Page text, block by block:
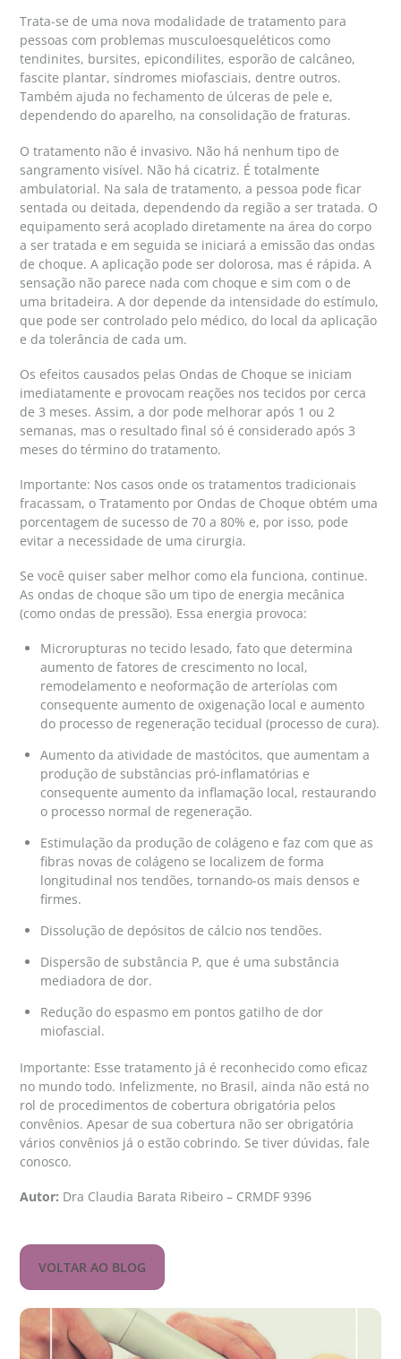
Trata-se de uma nova modalidade de tratamento para
pessoas com problemas musculoesqueléticos como
tendinites, bursites, epicondilites, esporão de calcâneo,
fascite plantar, síndromes miofasciais, dentre outros.
Também ajuda no fechamento de úlceras de pele e,
dependendo do aparelho, na consolidação de fraturas.
O tratamento não é invasivo. Não há nenhum tipo de
sangramento visível. Não há cicatriz. É totalmente
ambulatorial. Na sala de tratamento, a pessoa pode ficar
sentada ou deitada, dependendo da região a ser tratada. O
equipamento será acoplado diretamente na área do corpo
a ser tratada e em seguida se iniciará a emissão das ondas
de choque. A aplicação pode ser dolorosa, mas é rápida. A
sensação não parece nada com choque e sim com o de
uma britadeira. A dor depende da intensidade do estímulo,
que pode ser controlado pelo médico, do local da aplicação
e da tolerância de cada um.
Os efeitos causados pelas Ondas de Choque se iniciam
imediatamente e provocam reações nos tecidos por cerca
de 3 meses. Assim, a dor pode melhorar após 1 ou 2
semanas, mas o resultado final só é considerado após 3
meses do término do tratamento.
Importante: Nos casos onde os tratamentos tradicionais
fracassam, o Tratamento por Ondas de Choque obtém uma
porcentagem de sucesso de 70 a 80% e, por isso, pode
evitar a necessidade de uma cirurgia.
Se você quiser saber melhor como ela funciona, continue.
As ondas de choque são um tipo de energia mecânica
(como ondas de pressão). Essa energia provoca:
Microrupturas no tecido lesado, fato que determina
aumento de fatores de crescimento no local,
remodelamento e neoformação de arteríolas com
consequente aumento de oxigenação local e aumento
do processo de regeneração tecidual (processo de cura).
Aumento da atividade de mastócitos, que aumentam a
produção de substâncias pró-inflamatórias e
consequente aumento da inflamação local, restaurando
o processo normal de regeneração.
Estimulação da produção de colágeno e faz com que as
fibras novas de colágeno se localizem de forma
longitudinal nos tendões, tornando-os mais densos e
firmes.
Dissolução de depósitos de cálcio nos tendões.
Dispersão de substância P, que é uma substância
mediadora de dor.
Redução do espasmo em pontos gatilho de dor
miofascial.
Importante: Esse tratamento já é reconhecido como eficaz
no mundo todo. Infelizmente, no Brasil, ainda não está no
rol de procedimentos de cobertura obrigatória pelos
convênios. Apesar de sua cobertura não ser obrigatória
vários convênios já o estão cobrindo. Se tiver dúvidas, fale
conosco.
Autor: Dra Claudia Barata Ribeiro – CRMDF 9396
VOLTAR AO BLOG